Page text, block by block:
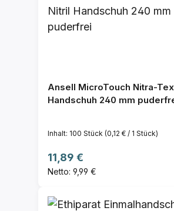
Ansell MicroTouch Nitra-
Handschuh 240 mm
Inhalt: 100 Stück (0,12 € / 1 Stück)
Regulärer Preis:
11,89 €
Netto: 9,99 €